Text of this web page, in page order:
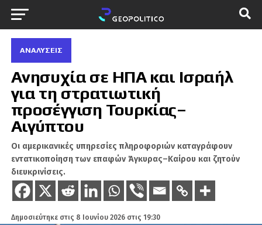
ΑΝΑΛΎΣΕΙΣ
Ανησυχία σε ΗΠΑ και Ισραήλ
για τη στρατιωτική
προσέγγιση Τουρκίας–
Αιγύπτου
Οι αμερικανικές υπηρεσίες πληροφοριών καταγράφουν
εντατικοποίηση των επαφών Άγκυρας–Καίρου και ζητούν
διευκρινίσεις.
Δημοσιεύτηκε στις 8 Ιουνίου 2026 στις 19:30